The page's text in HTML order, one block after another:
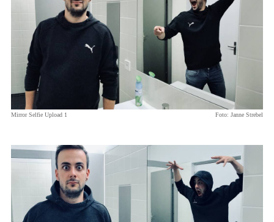
Mirror Selfie Upload 1 Foto: Janne Strebel